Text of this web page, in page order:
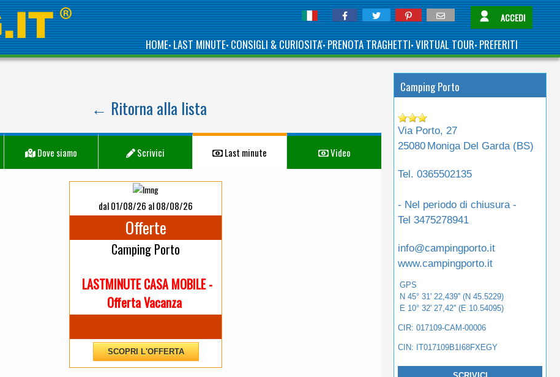
ACCEDI
HOME•LAST MINUTE•CONSIGLI & CURIOSITA'•PRENOTA TRAGHETTI•VIRTUAL TOUR•PREFERITI
← Ritorna alla lista
Dove siamo Scrivici Last minute Video
dal 01/08/26 al 08/08/26
Offerte
Camping Porto
LASTMINUTE CASA MOBILE -
Offerta Vacanza
SCOPRI L'OFFERTA
Camping Porto
Via Porto, 27
25080 Moniga Del Garda (BS)
Tel.0365502135
- Nel periodo di chiusura -
Tel3475278941
info@campingporto.it
www.campingporto.it
GPS
N 45° 31' 22,439'' (N 45.5229)
E 10° 32' 27,42'' (E 10.54095)
CIR: 017109-CAM-00006
CIN: IT017109B1I68FXEGY